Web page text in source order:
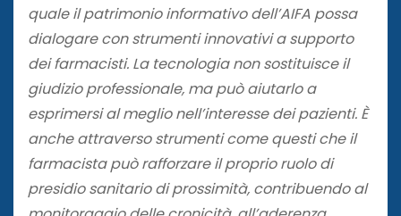
quale il patrimonio informativo dell’AIFA possa
dialogare con strumenti innovativi a supporto
dei farmacisti. La tecnologia non sostituisce il
giudizio professionale, ma può aiutarlo a
esprimersi al meglio nell’interesse dei pazienti. È
anche attraverso strumenti come questi che il
farmacista può rafforzare il proprio ruolo di
presidio sanitario di prossimità, contribuendo al